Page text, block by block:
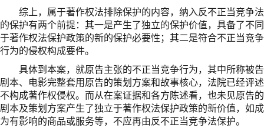
综上，属于著作权法排除保护的内容，纳入反不正当竞争法
的保护有两个前提：其一是产生了独立的保护价值，具备了不同
于著作权法保护政策的新的保护必要性；其二是符合不正当竞争
行为的侵权构成要件。
具体到本案，就原告主张的不正当竞争行为，其中所称被告
剧本、电影完整套用原告的策划方案和故事核心，法院已经评述
不构成著作权侵权。而从在案证据和各方陈述看，也未见原告的
剧本及策划方案产生了独立于著作权法保护政策的新价值，如成
为有影响的商品或服务等，不应再由反不正当竞争法保护。